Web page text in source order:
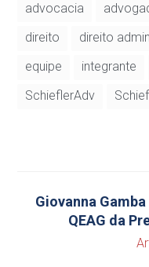
advocacia
direito
direito
equipe
integrante
SchieflerAdv
Giovanna
QEAG da